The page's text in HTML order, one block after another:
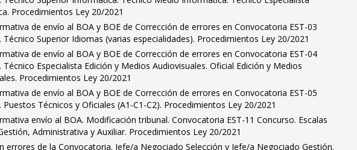
Procedimientos Ley 20/2021
de envío al BOA y BOE de Corrección de errores en Convocatoria EST-03
Técnico Superior Idiomas (varias especialidades). Procedimientos Ley 20/2021
de envío al BOA y BOE de Corrección de errores en Convocatoria EST-04
Técnico Especialista Edición y Medios Audiovisuales. Oficial Edición y Medios
Procedimientos Ley 20/2021
de envío al BOA y BOE de Corrección de errores en Convocatoria EST-05
Puestos Técnicos y Oficiales (A1-C1-C2). Procedimientos Ley 20/2021
envío al BOA. Modificación tribunal. Convocatoria EST-11 Concurso. Escalas
Administrativa y Auxiliar. Procedimientos Ley 20/2021
errores de la Convocatoria. Jefe/a Negociado Selección y Jefe/a Negociado Gestión.